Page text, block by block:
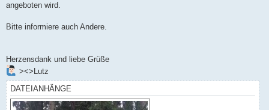
angeboten wird.
Bitte informiere auch Andere.
Herzensdank und liebe Grüße
><>Lutz
DATEIANHÄNGE